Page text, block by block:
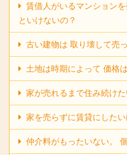
賃借人がいるマンション
といけないの？
古い建物は 取り壊して売
土地は時期によって 価格
家が売れるまで住み続け
家を売らずに賃貸にした
仲介料がもったいない。